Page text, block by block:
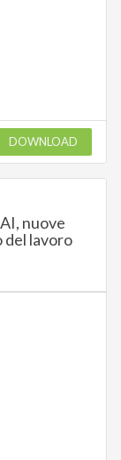
DOWNLOAD
nuove
lavoro